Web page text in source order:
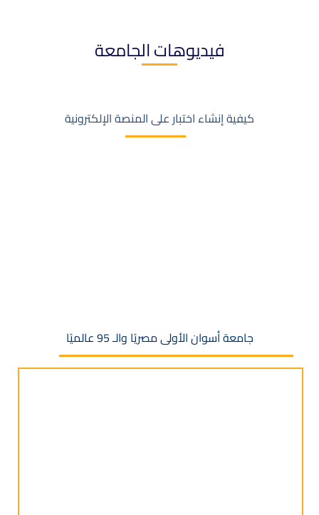
فيديوهات الجامعة
كيفية إنشاء اختبار على المنصة الإلكترونية
جامعة أسوان الأولى مصريًا والـ 95 عالميًا